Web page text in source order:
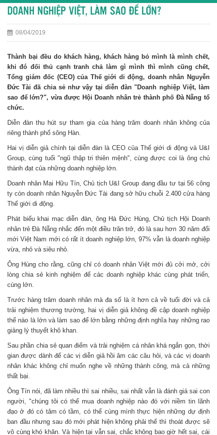
DOANH NGHIỆP VIỆT, LÀM SAO ĐỂ LỚN?
08/04/2019
Thành bại đều do khách hàng, khách hàng bỏ mình là mình chết,
khi đó đối thủ cạnh tranh chả làm gì mình thì mình cũng chết,
Tổng giám đốc (CEO) của Thế giới di động, doanh nhân Nguyễn
Đức Tài đã chia sẻ như vậy tại diễn đàn "Doanh nghiệp Việt, làm
sao để lớn?", vừa được Hội Doanh nhân trẻ thành phố Đà Nẵng tổ
chức.
Diễn đàn thu hút sự tham gia của hàng trăm doanh nhân không của
riêng thành phố sông Hàn.
Hai vị diễn giả chính tại diễn đàn là CEO của Thế giới di động và U&I
Group, cùng tuổi "ngũ thập tri thiên mệnh", cùng được coi là ông chủ
thành đạt của những doanh nghiệp lớn.
Doanh nhân Mai Hữu Tín, Chủ tịch U&I Group đang đầu tư tại 56 công
ty còn doanh nhân Nguyễn Đức Tài đang sở hữu chuỗi 2.400 cửa hàng
Thế giới di động.
Phát biểu khai mạc diễn đàn, ông Hà Đức Hùng, Chủ tịch Hội Doanh
nhân trẻ Đà Nẵng nhắc đến một điều trăn trở, đó là sau hơn 30 năm đổi
mới Việt Nam mới có rất ít doanh nghiệp lớn, 97% vẫn là doanh nghiệp
vừa, nhỏ và siêu nhỏ.
Ông Hùng cho rằng, cũng chỉ có doanh nhân Việt mới đủ cởi mở, cởi
lòng chia sẻ kinh nghiệm để các doanh nghiệp khác cùng phát triển,
cùng lớn.
Trước hàng trăm doanh nhân mà đa số là ít hơn cả về tuổi đời và cả
trải nghiệm thương trường, hai vị diễn giả không đề cập doanh nghiệp
thế nào là lớn và làm sao để lớn bằng những định nghĩa hay những rao
giảng lý thuyết khô khan.
Sau phần chia sẻ quan điểm và trải nghiệm cá nhân khá ngắn gọn, thời
gian được dành để các vị diễn giả hồi âm các câu hỏi, và các vị doanh
nhân khác không chỉ muốn nghe về những thành công, mà cả những
thất bại.
Ông Tín nói, đã làm nhiều thì sai nhiều, sai nhất vẫn là đánh giá sai con
người, "chúng tôi có thể mua doanh nghiệp nào đó với niềm tin lãnh
đạo ở đó có tâm có tầm, có thể cùng mình thực hiện những dự định
ban đầu nhưng sau đó mới phát hiện không phải thế thì thoát được sẽ
vô cùng khó khăn. Và hiện tại vẫn sai, chắc không bao giờ hết sai, cái